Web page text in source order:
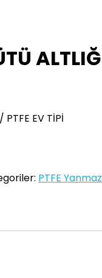
PTFE EV TİPİ
PTFE